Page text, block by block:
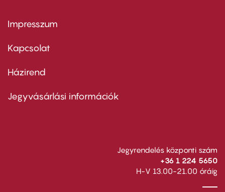
Footer
first
Impresszum
Kapcsolat
Footer
second
Házirend
Jegyvásárlási információk
Jegyrendelés központi szám
+36 1 224 5650
H-V 13.00-21.00 óráig